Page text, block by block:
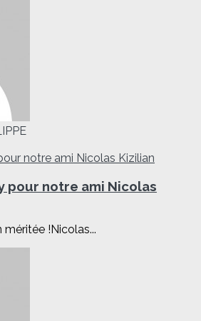
pour notre ami Nicolas
!Nicolas...